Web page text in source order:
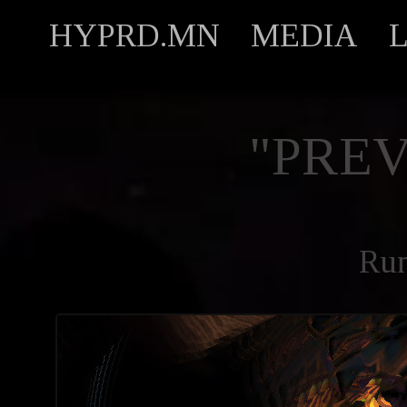
HYPRD.MN MEDIA